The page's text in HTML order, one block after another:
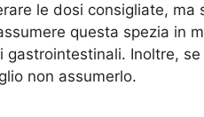
le dosi consigliate,
questa spezia in
Inoltre,
non assumerlo.